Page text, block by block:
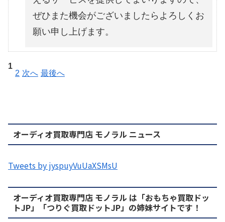
ぜひまた機会がございましたらよろしくお
願い申し上げます。
1
2 次へ 最後へ
オーディオ買取専門店 モノラル ニュース
Tweets by jyspuyVuUaXSMsU
オーディオ買取専門店 モノラル は「おもちゃ買取ドッ
トJP」「つりぐ買取ドットJP」の姉妹サイトです！